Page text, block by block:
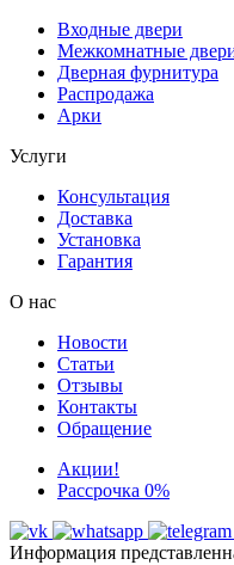
Входные двери
Межкомнатные
Дверная фурнитура
Распродажа
Арки
Услуги
Консультация
Доставка
Установка
Гарантия
О нас
Новости
Статьи
Отзывы
Контакты
Обращение
Акции!
Рассрочка 0%
Информация